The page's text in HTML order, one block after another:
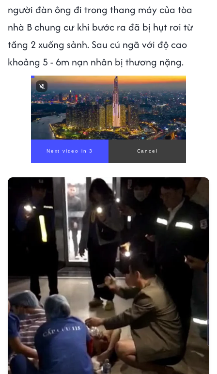
người đàn ông đi trong thang máy của tòa
nhà B chung cư khi bước ra đã bị hụt rơi từ
tầng 2 xuống sảnh. Sau cú ngã với độ cao
khoảng 5 - 6m nạn nhân bị thương nặng.
Next video in 1 Cancel